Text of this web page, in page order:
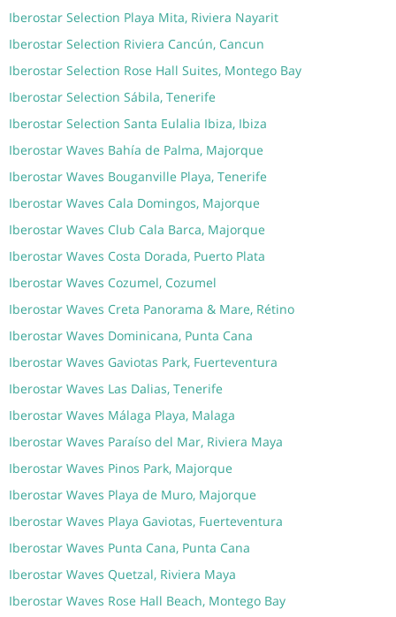
Iberostar Selection Playa Mita, Riviera Nayarit
Iberostar Selection Riviera Cancún, Cancun
Iberostar Selection Rose Hall Suites, Montego Bay
Iberostar Selection Sábila, Tenerife
Iberostar Selection Santa Eulalia Ibiza, Ibiza
Iberostar Waves Bahía de Palma, Majorque
Iberostar Waves Bouganville Playa, Tenerife
Iberostar Waves Cala Domingos, Majorque
Iberostar Waves Club Cala Barca, Majorque
Iberostar Waves Costa Dorada, Puerto Plata
Iberostar Waves Cozumel, Cozumel
Iberostar Waves Creta Panorama & Mare, Rétino
Iberostar Waves Dominicana, Punta Cana
Iberostar Waves Gaviotas Park, Fuerteventura
Iberostar Waves Las Dalias, Tenerife
Iberostar Waves Málaga Playa, Malaga
Iberostar Waves Paraíso del Mar, Riviera Maya
Iberostar Waves Pinos Park, Majorque
Iberostar Waves Playa de Muro, Majorque
Iberostar Waves Playa Gaviotas, Fuerteventura
Iberostar Waves Punta Cana, Punta Cana
Iberostar Waves Quetzal, Riviera Maya
Iberostar Waves Rose Hall Beach, Montego Bay